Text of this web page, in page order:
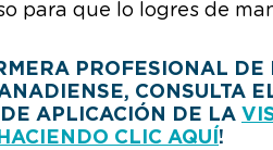
para que lo logres de
PROFESIONAL
CONSULTA
APLICACIÓN DE LA
CLIC AQUÍ!